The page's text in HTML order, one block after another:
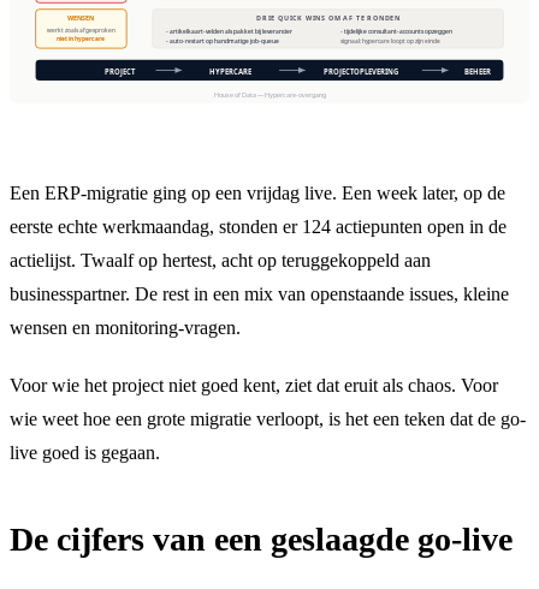
Een ERP-migratie ging op een vrijdag live. Een week later, op de
eerste echte werkmaandag, stonden er 124 actiepunten open in de
actielijst. Twaalf op hertest, acht op teruggekoppeld aan
businesspartner. De rest in een mix van openstaande issues, kleine
wensen en monitoring-vragen.
Voor wie het project niet goed kent, ziet dat eruit als chaos. Voor
wie weet hoe een grote migratie verloopt, is het een teken dat de go-
live goed is gegaan.
De cijfers van een geslaagde go-live